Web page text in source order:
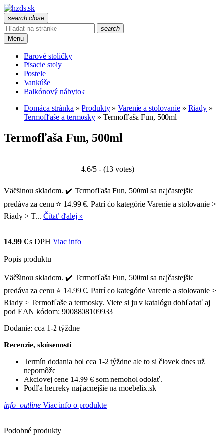
search close
search
Menu
Barové stoličky
Písacie stoly
Postele
Vankúše
Balkónový nábytok
Domáca stránka » Produkty » Varenie a stolovanie » Riady »
Termofľaše a termosky » Termofľaša Fun, 500ml
Termofľaša Fun, 500ml
4.6/5 - (13 votes)
Väčšinou skladom. ✔️ Termofľaša Fun, 500ml sa najčastejšie
predáva za cenu ⭐ 14.99 €. Patrí do kategórie Varenie a stolovanie >
Riady > T... Čítať ďalej »
14.99 € s DPH Viac info
Popis produktu
Väčšinou skladom. ✔️ Termofľaša Fun, 500ml sa najčastejšie
predáva za cenu ⭐ 14.99 €. Patrí do kategórie Varenie a stolovanie >
Riady > Termofľaše a termosky. Viete si ju v katalógu dohľadať aj
pod EAN kódom: 9008808109933
Dodanie: cca 1-2 týždne
Recenzie, skúsenosti
Termín dodania bol cca 1-2 týždne ale to si človek dnes už
nepomôže
Akciovej cene 14.99 € som nemohol odolať.
Podľa heureky najlacnejšie na moebelix.sk
info_outline Viac info o produkte
Podobné produkty